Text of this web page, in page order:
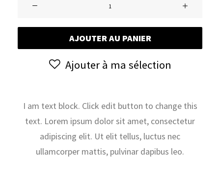
Vente
live
:
Ventes
Dimanche
et
du
Lundi
AJOUTER AU PANIER
Ajouter à ma sélection
I am text block. Click edit button to change this
text. Lorem ipsum dolor sit amet, consectetur
adipiscing elit. Ut elit tellus, luctus nec
ullamcorper mattis, pulvinar dapibus leo.